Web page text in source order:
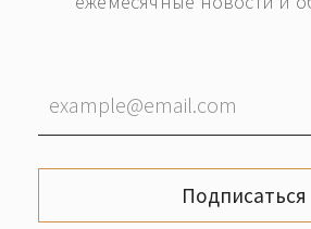
Подписаться